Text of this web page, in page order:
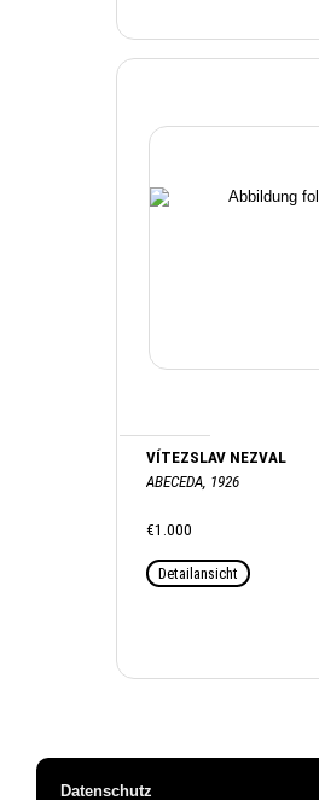
VÍTEZSLAV NEZVAL
ABECEDA, 1926
€1.000
Detailansicht
Datenschutz